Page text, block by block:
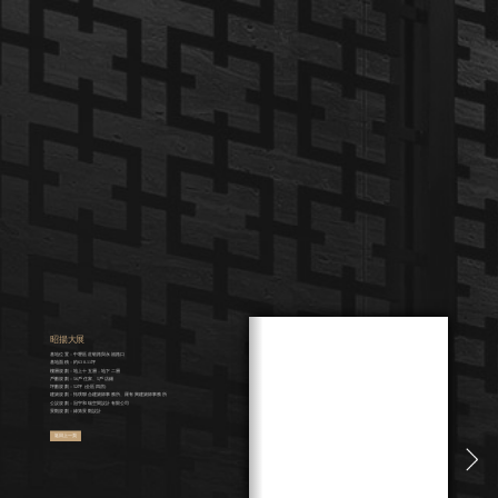
昭揚大展
基地位置：中壢區莊敬路與永福路口
基地面積：約630.11坪
樓層規劃：地上十五層，地下二層
戶數規劃：56戶住家、5戶店鋪
坪數規劃：52坪 (全區四房)
建築規劃：拓璞聯合建築師事務所、羅有興建築師事務所
公設規劃：冠宇和瑞空間設計有限公司
景觀規劃：綠第景觀設計
返回上一頁